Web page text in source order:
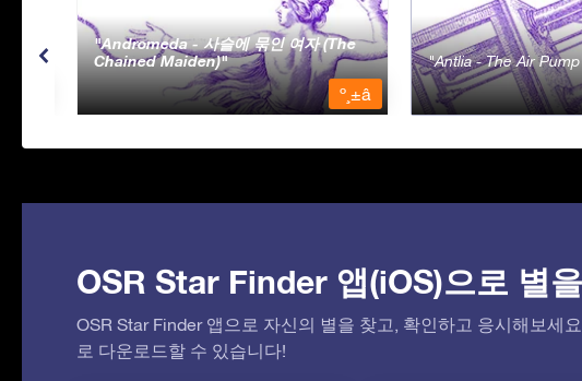
Andromeda - 사슬에 묶인 여자 (The
Chained Maiden)
º¸±â
Antlia - The Air Pump
OSR Star Finder 앱(iOS)으로 별
OSR Star Finder 앱으로 자신의 별을 찾고, 확인하고 응시해보세요.
로 다운로드할 수 있습니다!